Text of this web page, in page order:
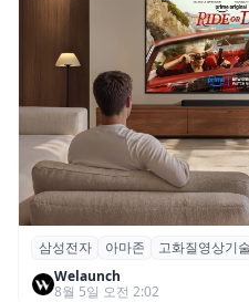
삼성전자·아마존, 프
어드밴스드’ 적용
삼성전자 아마존 고화질영상기술
Welaunch
8월 5일 오전 2:02